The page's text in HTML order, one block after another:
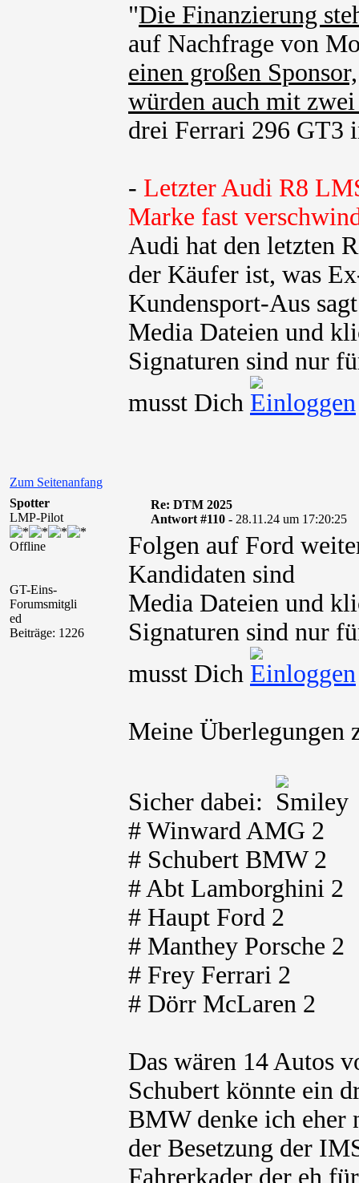
"Die Finanzierung
auf Nachfrage von
einen großen Sponsor,
würden auch mit
drei Ferrari 296 GT3
- Letzter Audi R8
Marke fast
Audi hat den letzten
der Käufer ist, was
Kundensport-Aus
Media Dateien und
Signaturen sind nur
musst Dich
Zum Seitenanfang
Spotter
LMP-Pilot
Offline
GT-Eins-
Forumsmitgli
ed
Beiträge: 1226
Re: DTM 2025
Antwort #110 - 28.11.24 um 17:20:25
Folgen auf Ford
Kandidaten sind
Media Dateien und
Signaturen sind nur
musst Dich
Meine Überlegungen
Sicher dabei:
# Winward AMG 2
# Schubert BMW 2
# Abt Lamborghini 2
# Haupt Ford 2
# Manthey Porsche 2
# Frey Ferrari 2
# Dörr McLaren 2
Das wären 14 Autos
Schubert könnte ein
BMW denke ich eher
der Besetzung der
Fahrerkader der eh